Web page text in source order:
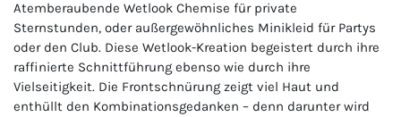
Atemberaubende Wetlook Chemise für private
Sternstunden, oder außergewöhnliches Minikleid für Partys
oder den Club. Diese Wetlook-Kreation begeistert durch ihre
raffinierte Schnittführung ebenso wie durch ihre
Vielseitigkeit. Die Frontschnürung zeigt viel Haut und
enthüllt den Kombinationsgedanken – denn darunter wird